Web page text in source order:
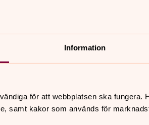
Information
för att webbplatsen ska fungera.
samt kakor som används för